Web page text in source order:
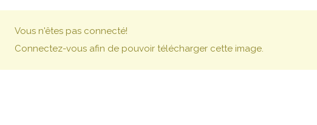
Vous n'êtes pas connecté!
Connectez-vous afin de pouvoir télécharger cette image.